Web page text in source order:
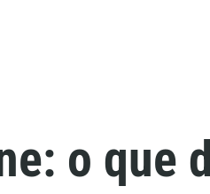
o que